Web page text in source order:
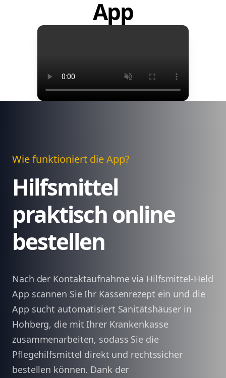
App
Wie funktioniert die App?
Hilfsmittel
praktisch online
bestellen
Nach der Kontaktaufnahme via Hilfsmittel-Held
App scannen Sie Ihr Kassenrezept ein und die
App sucht automatisiert Sanitätshäuser in
Hohberg, die mit Ihrer Krankenkasse
zusammenarbeiten, sodass Sie die
Pflegehilfsmittel direkt und rechtssicher
bestellen können. Dank der